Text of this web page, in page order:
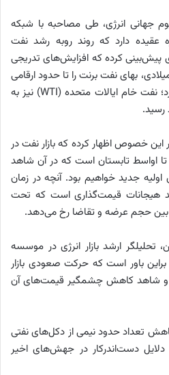
جهانی انرژی، طی مصاحبه با شبکه
عقیده دارد که روند رو‌به رشد نفت
کرده که افزایش‌های تدریجی
بهای نفت برنت را تا حدود ارقامی
بین 70 تا 73 دلار بالا خواهد برد؛ نفت خام ایالات متحده (WTI) نیز به
این خصوص اظهار کرده که بازار نفت در
اواسط تابستان است که در آن شاهد
جدید خواهیم بود. آنچه در زمان
هیجانات قیمت‌گذاری است که تحت
بین حجم عرضه و تقاضا رخ می‌دهد.
تحلیلگر ارشد بازار انرژی در موسسه
باور است که حرکت صعودی بازار
و شاهد کاهش چشمگیر قیمت‌های آن
تعداد حدود نیمی از دکل‌های نفتی
دست‌اندر‌کار در جهش‌های اخیر